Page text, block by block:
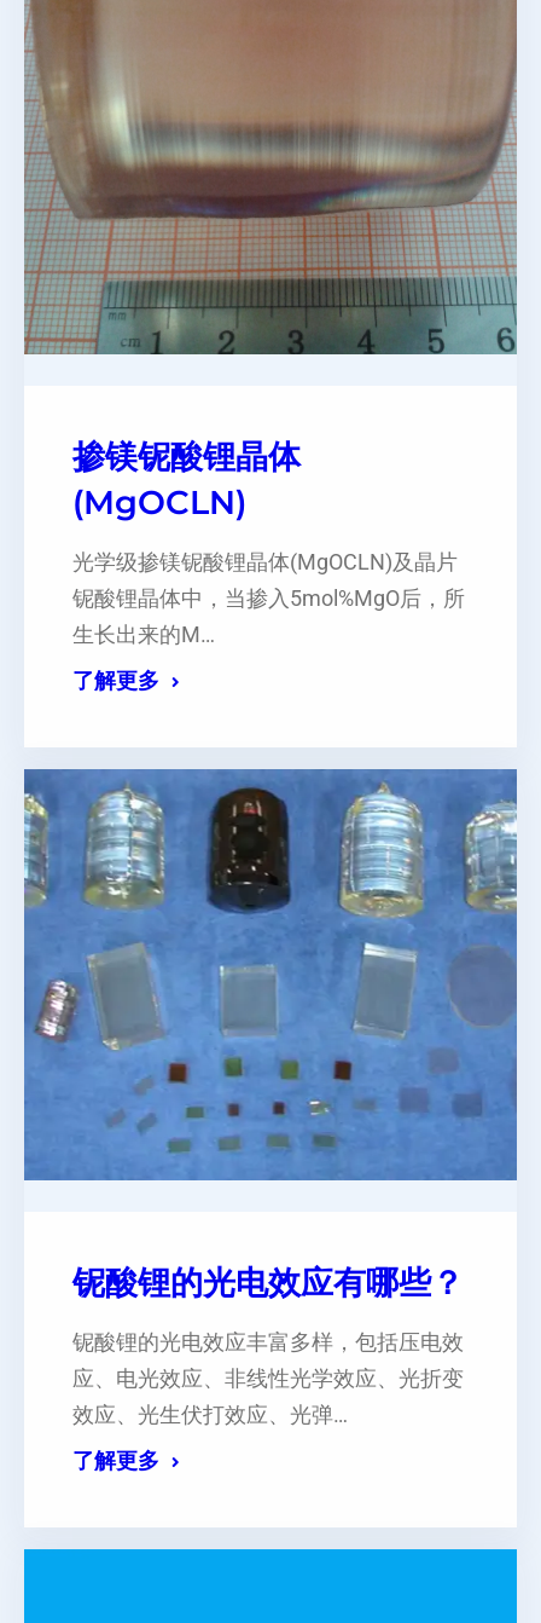
掺镁铌酸锂晶体
(MgOCLN)
光学级掺镁铌酸锂晶体(MgOCLN)及晶片
铌酸锂晶体中，当掺入5mol%MgO后，所
生长出来的M…
了解更多
铌酸锂的光电效应有哪些？
‌铌酸锂的光电效应丰富多样，包括压电效
应、电光效应、非线性光学效应、光折变
效应、光生伏打效应、光弹…
了解更多